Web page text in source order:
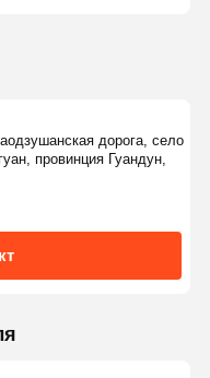
дорога, село
провинция Гуандун,